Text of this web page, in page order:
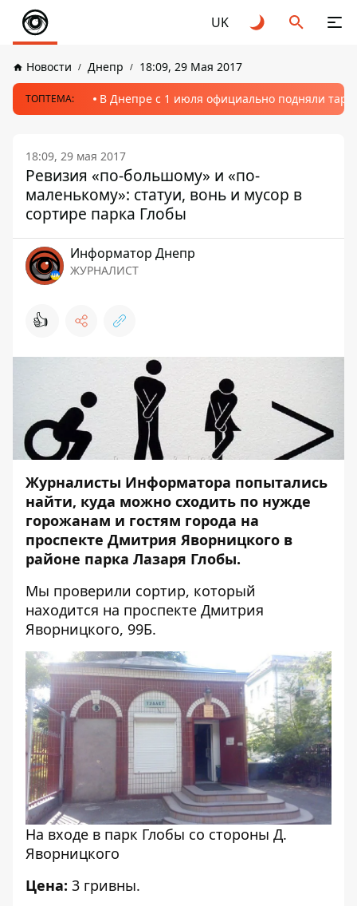
UK
Новости Днепр 18:09, 29 Мая 2017
ТОПТЕМА: В Днепре с 1 июля официально подняли
18:09, 29 мая 2017
Ревизия «по-большому» и «по-
маленькому»: статуи, вонь и мусор в
сортире парка Глобы
Информатор Днепр
ЖУРНАЛИСТ
👍
Журналисты Информатора попытались
найти, куда можно сходить по нужде
горожанам и гостям города на
проспекте Дмитрия Яворницкого в
районе парка Лазаря Глобы.
Мы проверили сортир, который
находится на проспекте Дмитрия
Яворницкого, 99Б.
На входе в парк Глобы со стороны Д.
Яворницкого
Цена: 3 гривны.